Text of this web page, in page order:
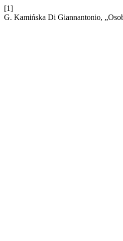
[1]
G. Kamińska Di Giannantonio,